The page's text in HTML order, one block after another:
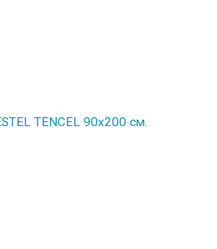
TENCEL 90х200 см.